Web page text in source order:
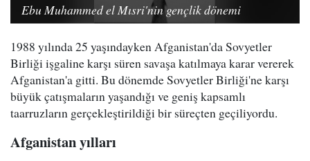
Ebu Muhammed el Mısri'nin gençlik dönemi
1988 yılında 25 yaşındayken Afganistan'da Sovyetler
Birliği işgaline karşı süren savaşa katılmaya karar vererek
Afganistan'a gitti. Bu dönemde Sovyetler Birliği'ne karşı
büyük çatışmaların yaşandığı ve geniş kapsamlı
taarruzların gerçekleştirildiği bir süreçten geçiliyordu.
Afganistan yılları